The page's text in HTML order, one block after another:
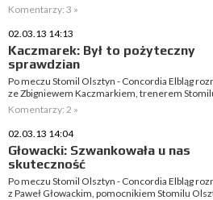
Komentarzy: 3 »
02.03.13 14:13
Kaczmarek: Był to pożyteczny
sprawdzian
Po meczu Stomil Olsztyn - Concordia Elbląg
ze Zbigniewem Kaczmarkiem, trenerem
Komentarzy: 2 »
02.03.13 14:04
Głowacki: Szwankowała u nas
skuteczność
Po meczu Stomil Olsztyn - Concordia Elbląg
z Paweł Głowackim, pomocnikiem Stomilu